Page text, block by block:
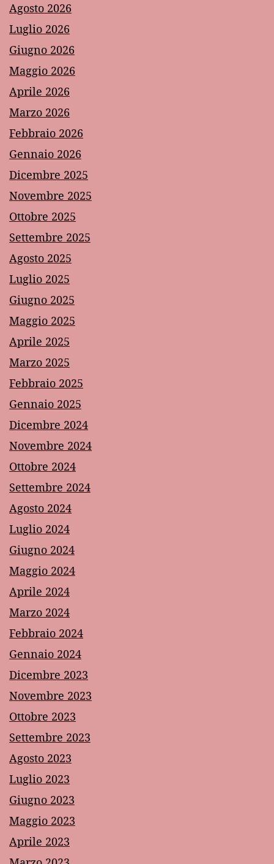
Agosto 2026
Luglio 2026
Giugno 2026
Maggio 2026
Aprile 2026
Marzo 2026
Febbraio 2026
Gennaio 2026
Dicembre 2025
Novembre 2025
Ottobre 2025
Settembre 2025
Agosto 2025
Luglio 2025
Giugno 2025
Maggio 2025
Aprile 2025
Marzo 2025
Febbraio 2025
Gennaio 2025
Dicembre 2024
Novembre 2024
Ottobre 2024
Settembre 2024
Agosto 2024
Luglio 2024
Giugno 2024
Maggio 2024
Aprile 2024
Marzo 2024
Febbraio 2024
Gennaio 2024
Dicembre 2023
Novembre 2023
Ottobre 2023
Settembre 2023
Agosto 2023
Luglio 2023
Giugno 2023
Maggio 2023
Aprile 2023